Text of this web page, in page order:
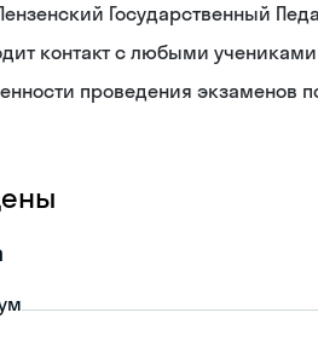
Государственный
контакт с любыми учениками
проведения экзаменов